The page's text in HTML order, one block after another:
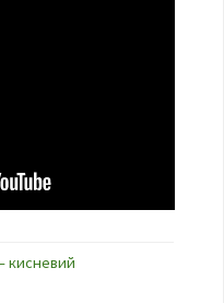
кисневий